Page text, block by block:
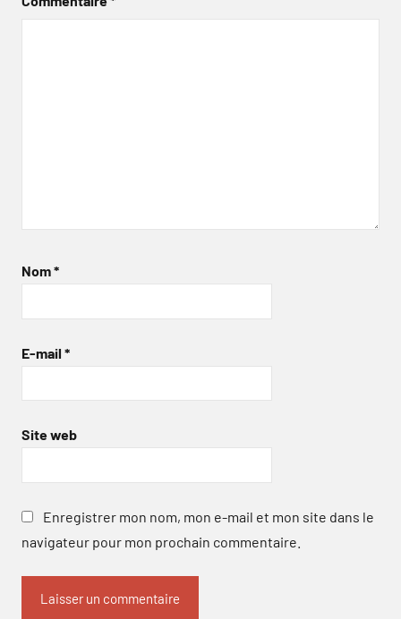
Nom*
E-mail *
Site web
Enregistrer mon nom, mon e-mail et mon site dans le
navigateur pour mon prochain commentaire.